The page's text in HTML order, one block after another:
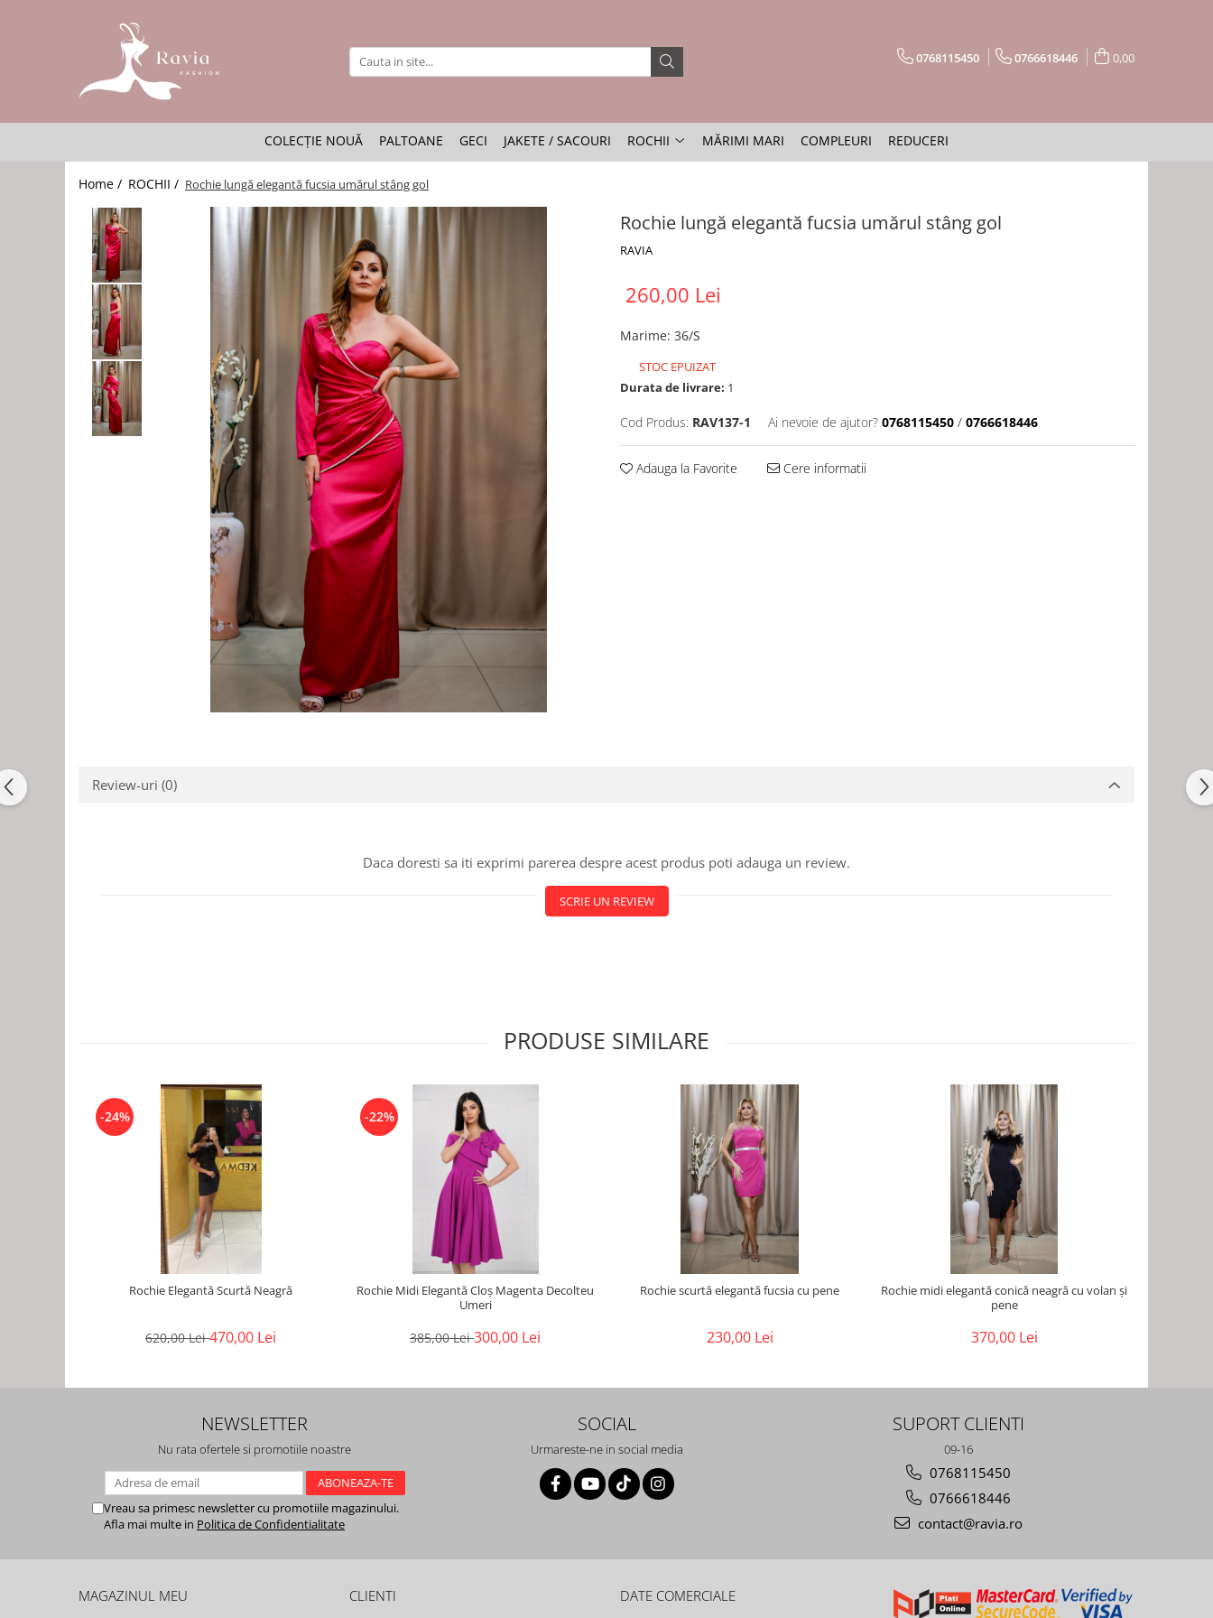
Rochii elegante lungi
Rochii elegante midi
Rochii casual
Rochii de ocazie
Rochii de nuntă
Rochii de botez
Rochii de seară
Rochii cu imprimeuri
Rochii elegante cu pene
Rochii mărimi mari
0768115450 0766618446 0,00
COLECȚIE NOUĂ PALTOANE GECI JAKETE / SACOURI ROCHII MĂRIMI MARI COMPLEURI REDUCERI
Home / ROCHII / Rochie lungă elegantă fucsia umărul stâng gol
Rochie lungă elegantă fucsia umărul stâng gol
RAVIA
260,00 Lei
Marime: 36/S
STOC EPUIZAT
Durata de livrare: 1
Cod Produs: RAV137-1 Ai nevoie de ajutor? 0768115450 / 0766618446
Adauga la Favorite Cere informatii
Review-uri (0)
Daca doresti sa iti exprimi parerea despre acest produs poti adauga un review.
SCRIE UN REVIEW
PRODUSE SIMILARE
-24%
Rochie Elegantă Scurtă Neagră
620,00 Lei470,00 Lei
-22%
Rochie Midi Elegantă Cloș Magenta Decolteu
Umeri
385,00 Lei300,00 Lei
Rochie scurtă elegantă fucsia cu pene
230,00 Lei
Rochie midi elegantă conică neagră cu volan și
pene
370,00 Lei
NEWSLETTER
Nu rata ofertele si promotiile noastre
Vreau sa primesc newsletter cu promotiile magazinului.
Afla mai multe in Politica de Confidentialitate
SOCIAL
Urmareste-ne in social media
SUPORT CLIENTI
09-16
0768115450
0766618446
contact@ravia.ro
MAGAZINUL MEU CLIENTI DATE COMERCIALE